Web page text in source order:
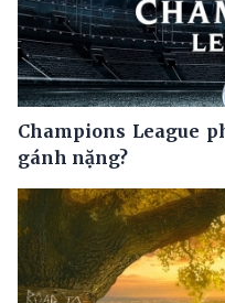
Champions League
gánh nặng?